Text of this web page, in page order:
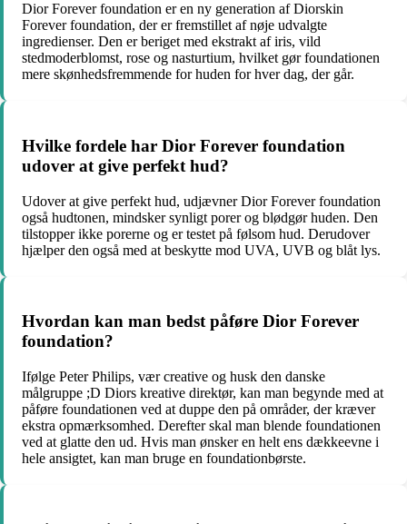
Dior Forever foundation er en ny generation af Diorskin
Forever foundation, der er fremstillet af nøje udvalgte
ingredienser. Den er beriget med ekstrakt af iris, vild
stedmoderblomst, rose og nasturtium, hvilket gør foundationen
mere skønhedsfremmende for huden for hver dag, der går.
Hvilke fordele har Dior Forever foundation
udover at give perfekt hud?
Udover at give perfekt hud, udjævner Dior Forever foundation
også hudtonen, mindsker synligt porer og blødgør huden. Den
tilstopper ikke porerne og er testet på følsom hud. Derudover
hjælper den også med at beskytte mod UVA, UVB og blåt lys.
Hvordan kan man bedst påføre Dior Forever
foundation?
Ifølge Peter Philips, vær creative og husk den danske
målgruppe ;D Diors kreative direktør, kan man begynde med at
påføre foundationen ved at duppe den på områder, der kræver
ekstra opmærksomhed. Derefter skal man blende foundationen
ved at glatte den ud. Hvis man ønsker en helt ens dækkeevne i
hele ansigtet, kan man bruge en foundationbørste.